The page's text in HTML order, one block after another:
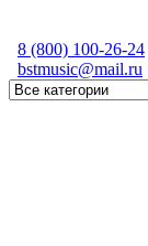
8 (800) 100-26-24
bstmusic@mail.ru